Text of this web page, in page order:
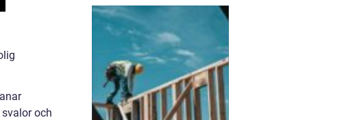
och
Stockholmsområdet
använder Volvo Penta,
just eftersom motorerna
är driftsäkra och
anpassade för nordiska
förhållanden. Men ...